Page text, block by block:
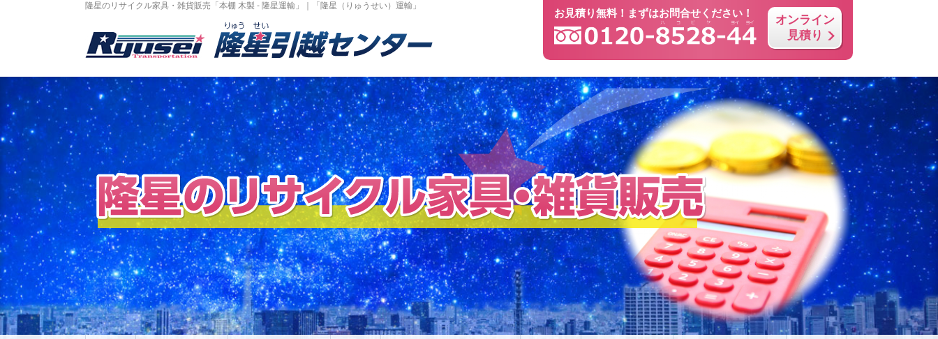
隆星のリサイクル家具・雑貨販売「本棚 木製 - 隆星運輸」｜「隆星（りゅうせい）運輸」
オンライン
見積り
お見積り無料！まずはお問合せください！